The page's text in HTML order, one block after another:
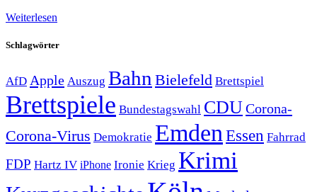
Weiterlesen
Schlagwörter
AfD Apple Auszug Bahn Bielefeld Brettspiel
Brettspiele Bundestagswahl CDUCorona-
Corona-Virus Demokratie Emden Essen Fahrrad
FDP Hartz IV iPhone Ironie Krieg Krimi